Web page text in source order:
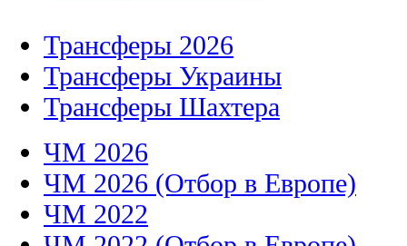
Трансферы 2026
Трансферы Украины
Трансферы Шахтера
ЧМ 2026
ЧМ 2026 (Отбор в Европе)
ЧМ 2022